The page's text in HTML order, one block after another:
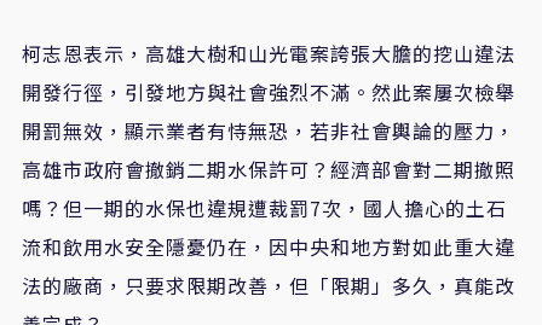
柯志恩表示，高雄大樹和山光電案誇張大膽的挖山違法
開發行徑，引發地方與社會強烈不滿。然此案屢次檢舉
開罰無效，顯示業者有恃無恐，若非社會輿論的壓力，
高雄市政府會撤銷二期水保許可？經濟部會對二期撤照
嗎？但一期的水保也違規遭裁罰7次，國人擔心的土石
流和飲用水安全隱憂仍在，因中央和地方對如此重大違
法的廠商，只要求限期改善，但「限期」多久，真能改